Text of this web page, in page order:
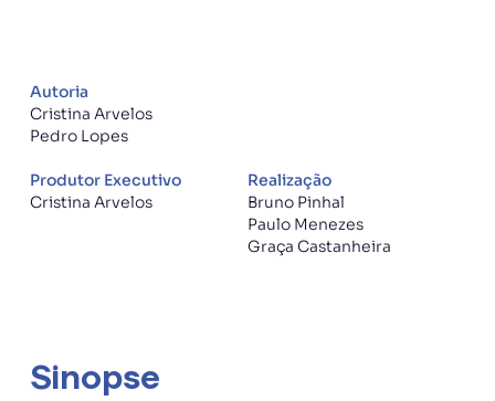
Autoria
Cristina Arvelos
Pedro Lopes
Produtor Executivo
Cristina Arvelos
Realização
Bruno Pinhal
Paulo Menezes
Graça Castanheira
Sinopse